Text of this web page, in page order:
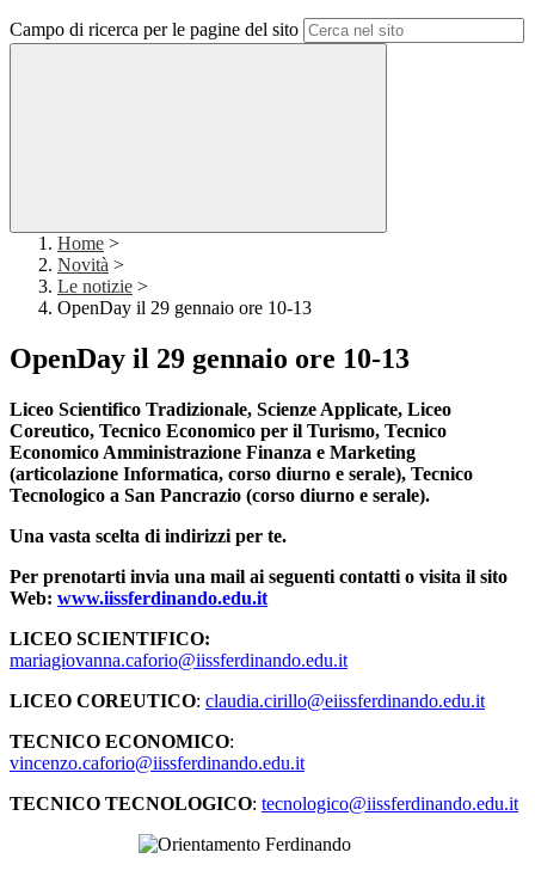
Campo di ricerca per le pagine del sito
Home >
Novità >
Le notizie >
OpenDay il 29 gennaio ore 10-13
OpenDay il 29 gennaio ore 10-13
Liceo Scientifico Tradizionale, Scienze Applicate, Liceo
Coreutico, Tecnico Economico per il Turismo, Tecnico
Economico Amministrazione Finanza e Marketing
(articolazione Informatica, corso diurno e serale), Tecnico
Tecnologico a San Pancrazio (corso diurno e serale).
Una vasta scelta di indirizzi per te.
Per prenotarti invia una mail ai seguenti contatti o visita il sito
Web: www.iissferdinando.edu.it
LICEO SCIENTIFICO:
mariagiovanna.caforio@iissferdinando.edu.it
LICEO COREUTICO: claudia.cirillo@eiissferdinando.edu.it
TECNICO ECONOMICO:
vincenzo.caforio@iissferdinando.edu.it
TECNICO TECNOLOGICO: tecnologico@iissferdinando.edu.it